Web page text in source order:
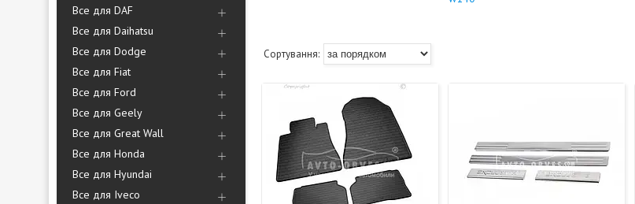
Все для DAF
Все для Daihatsu
Все для Dodge
Все для Fiat
Все для Ford
Все для Geely
Все для Great Wall
Все для Honda
Все для Hyundai
Все для Iveco